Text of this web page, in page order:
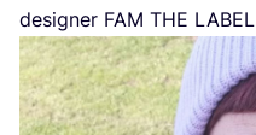
desi­gner FAM THE LABEL